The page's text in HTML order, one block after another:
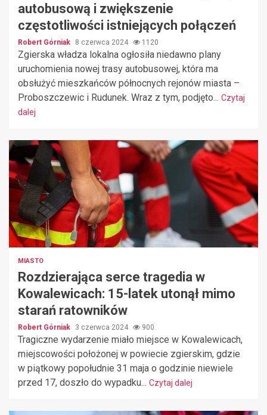
autobusową i zwiększenie
częstotliwości istniejących połączeń
Robert Górniak 8 czerwca 2024 1120
Zgierska władza lokalna ogłosiła niedawno plany
uruchomienia nowej trasy autobusowej, która ma
obsłużyć mieszkańców północnych rejonów miasta –
Proboszczewic i Rudunek. Wraz z tym, podjęto... Czytaj
dalej
MIASTO
Rozdzierająca serce tragedia w
Kowalewicach: 15-latek utonął mimo
starań ratowników
Robert Górniak 3 czerwca 2024 900
Tragiczne wydarzenie miało miejsce w Kowalewicach,
miejscowości położonej w powiecie zgierskim, gdzie
w piątkowy popołudnie 31 maja o godzinie niewiele
przed 17, doszło do wypadku... Czytaj dalej